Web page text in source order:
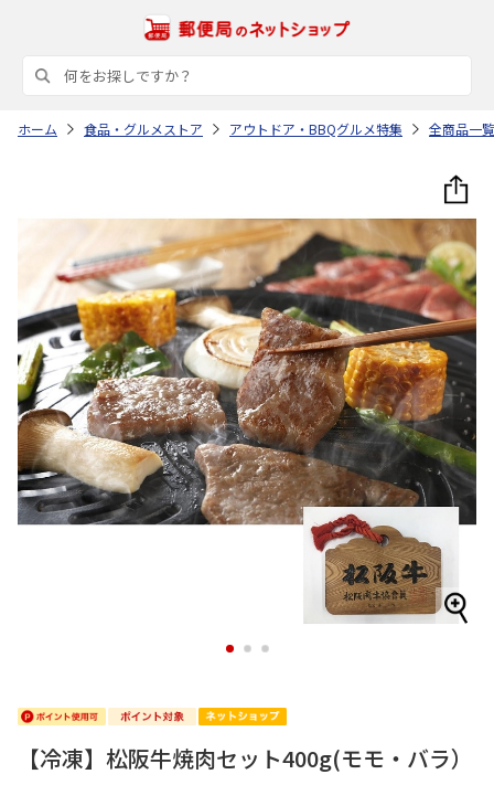
ホーム 食品・グルメストア アウトドア・BBQグルメ特集 全商品一覧
1 2 3
【冷凍】松阪牛焼肉セット400g(モモ・バラ）